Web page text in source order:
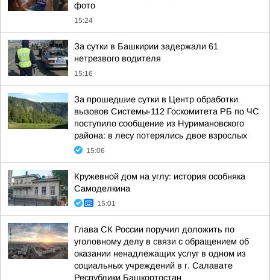
фото
15:24
За сутки в Башкирии задержали 61
нетрезвого водителя
15:16
За прошедшие сутки в Центр обработки
вызовов Системы-112 Госкомитета РБ по ЧС
поступило сообщение из Нуримановского
района: в лесу потерялись двое взрослых
15:06
Кружевной дом на углу: история особняка
Самоделкина
15:01
Глава СК России поручил доложить по
уголовному делу в связи с обращением об
оказании ненадлежащих услуг в одном из
социальных учреждений в г. Салавате
Республики Башкортостан